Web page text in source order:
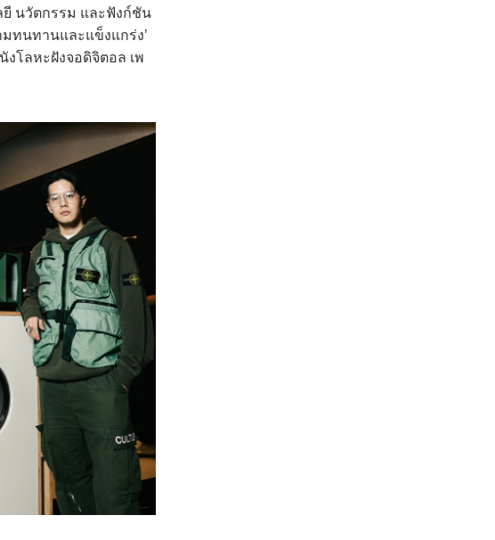
ยี นวัตกรรม และฟังก์ชัน
ทนทานและแข็งแกร่ง’
โลหะฝังจอดิจิตอล เพ